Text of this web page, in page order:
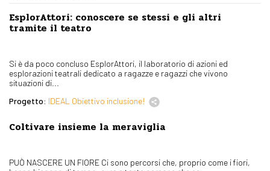
EsplorAttori: conoscere se stessi e gli altri
tramite il teatro
Si è da poco concluso EsplorAttori, il laboratorio di azioni ed
esplorazioni teatrali dedicato a ragazze e ragazzi che vivono
situazioni di...
Progetto: IDEAL Obiettivo inclusione!
Coltivare insieme la meraviglia
PUÒ NASCERE UN FIORE Ci sono percorsi che, proprio come i fiori,